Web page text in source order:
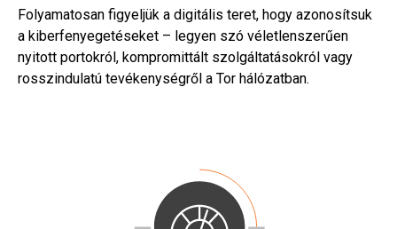
Folyamatosan figyeljük a digitális teret, hogy azonosítsuk
a kiberfenyegetéseket – legyen szó véletlenszerűen
nyitott portokról, kompromittált szolgáltatásokról vagy
rosszindulatú tevékenységről a Tor hálózatban.